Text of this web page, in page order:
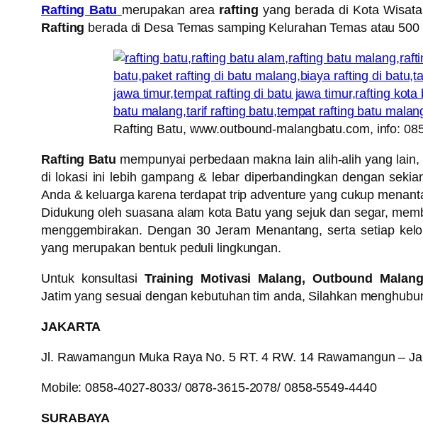
Rafting Batu merupakan area rafting yang berada di Kota
Rafting berada di Desa Temas samping Kelurahan Temas atau
Rafting Batu, www.outbound-malangbatu.com, info:
Rafting Batu mempunyai perbedaan makna lain alih-alih yang
di lokasi ini lebih gampang & lebar diperbandingkan dengan
Anda & keluarga karena terdapat trip adventure yang cukup
Didukung oleh suasana alam kota Batu yang sejuk dan segar,
menggembirakan. Dengan 30 Jeram Menantang, serta setiap
yang merupakan bentuk peduli lingkungan.
Untuk konsultasi Training Motivasi Malang, Outbound Malang
Jatim yang sesuai dengan kebutuhan tim anda, Silahkan
JAKARTA
Jl. Rawamangun Muka Raya No. 5 RT. 4 RW. 14 Rawamangun –
Mobile: 0858-4027-8033/ 0878-3615-2078/ 0858-5549-4440
SURABAYA